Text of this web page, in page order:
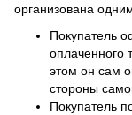
организована
Покупатель
оплаченного
этом он сам
стороны
Покупатель